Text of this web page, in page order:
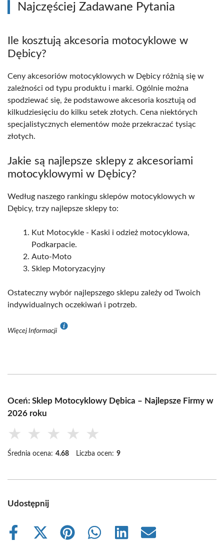
Najczęściej Zadawane Pytania
Ile kosztują akcesoria motocyklowe w
Dębicy?
Ceny akcesoriów motocyklowych w Dębicy różnią się w
zależności od typu produktu i marki. Ogólnie można
spodziewać się, że podstawowe akcesoria kosztują od
kilkudziesięciu do kilku setek złotych. Cena niektórych
specjalistycznych elementów może przekraczać tysiąc
złotych.
Jakie są najlepsze sklepy z akcesoriami
motocyklowymi w Dębicy?
Według naszego rankingu sklepów motocyklowych w
Dębicy, trzy najlepsze sklepy to:
Kut Motocykle - Kaski i odzież motocyklowa,
Podkarpacie.
Auto-Moto
Sklep Motoryzacyjny
Ostateczny wybór najlepszego sklepu zależy od Twoich
indywidualnych oczekiwań i potrzeb.
Więcej Informacji
Oceń: Sklep Motocyklowy Dębica – Najlepsze Firmy w
2026 roku
★ ★ ★ ★ ★
Średnia ocena: 4.68 Liczba ocen: 9
Udostępnij
Share
Share
Share
Share
Share
Share